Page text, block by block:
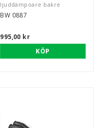
ljuddämpoare bakre
BW 0887
995,00 kr
KÖP